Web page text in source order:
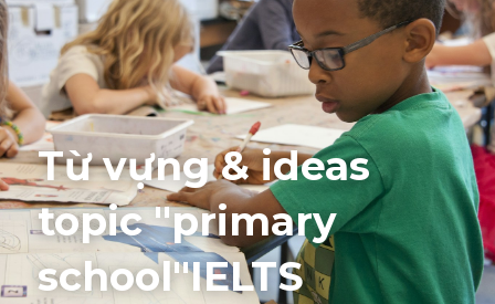
Học thử →
Từ vựng & ideas
topic "primary
school"IELTS